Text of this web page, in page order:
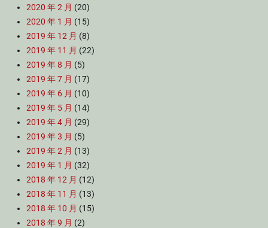
2020 年 2 月 (20)
2020 年 1 月 (15)
2019 年 12 月 (8)
2019 年 11 月 (22)
2019 年 8 月 (5)
2019 年 7 月 (17)
2019 年 6 月 (10)
2019 年 5 月 (14)
2019 年 4 月 (29)
2019 年 3 月 (5)
2019 年 2 月 (13)
2019 年 1 月 (32)
2018 年 12 月 (12)
2018 年 11 月 (13)
2018 年 10 月 (15)
2018 年 9 月 (2)